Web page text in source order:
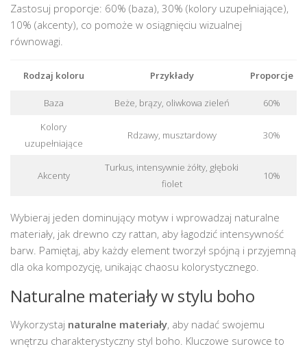
Zastosuj proporcje: 60% (baza), 30% (kolory uzupełniające),
10% (akcenty), co pomoże w osiągnięciu wizualnej
równowagi.
Rodzaj koloru Przykłady Proporcje
Baza Beże, brązy, oliwkowa zieleń
60%
Kolory
uzupełniające
Rdzawy, musztardowy 30%
Akcenty
Turkus, intensywnie żółty, głęboki
fiolet
10%
Wybieraj jeden dominujący motyw i wprowadzaj naturalne
materiały, jak drewno czy rattan, aby łagodzić intensywność
barw. Pamiętaj, aby każdy element tworzył spójną i przyjemną
dla oka kompozycję, unikając chaosu kolorystycznego.
Naturalne materiały w stylu boho
Wykorzystaj naturalne materiały, aby nadać swojemu
wnętrzu charakterystyczny styl boho. Kluczowe surowce to